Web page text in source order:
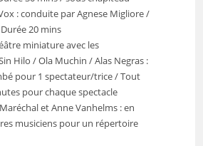
: conduite par Agnese Migliore /
20 mins
miniature avec les
Hilo / Ola Muchin / Alas Negras :
pour 1 spectateur/trice / Tout
pour chaque spectacle
et Anne Vanhelms : en
musiciens pour un répertoire